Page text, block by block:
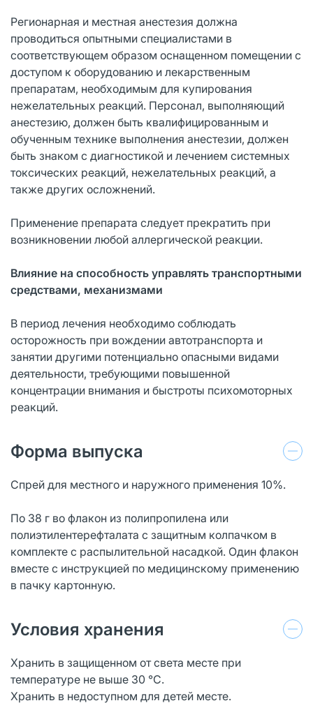
Регионарная и местная анестезия должна
проводиться опытными специалистами в
соответствующем образом оснащенном помещении с
доступом к оборудованию и лекарственным
препаратам, необходимым для купирования
нежелательных реакций. Персонал, выполняющий
анестезию, должен быть квалифицированным и
обученным технике выполнения анестезии, должен
быть знаком с диагностикой и лечением системных
токсических реакций, нежелательных реакций, а
также других осложнений.
Применение препарата следует прекратить при
возникновении любой аллергической реакции.
Влияние на способность управлять транспортными
средствами, механизмами
В период лечения необходимо соблюдать
осторожность при вождении автотранспорта и
занятии другими потенциально опасными видами
деятельности, требующими повышенной
концентрации внимания и быстроты психомоторных
реакций.
Форма выпуска
Спрей для местного и наружного применения 10%.
По 38 г во флакон из полипропилена или
полиэтилентерефталата с защитным колпачком в
комплекте с распылительной насадкой. Один флакон
вместе с инструкцией по медицинскому применению
в пачку картонную.
Условия хранения
Хранить в защищенном от света месте при
температуре не выше 30 °С.
Хранить в недоступном для детей месте.